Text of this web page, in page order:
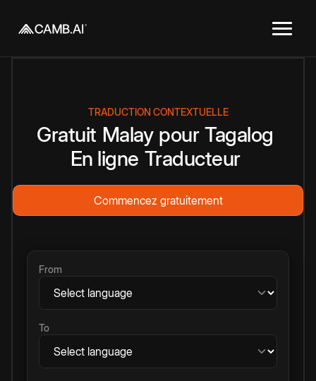
TRADUCTION CONTEXTUELLE
Gratuit Malay pour Tagalog
En ligne Traducteur
Commencez gratuitement
From
To